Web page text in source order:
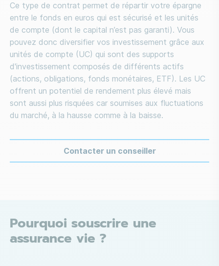
Ce type de contrat permet de répartir votre épargne
entre le fonds en euros qui est sécurisé et les unités
de compte (dont le capital n’est pas garanti). Vous
pouvez donc diversifier vos investissement grâce aux
unités de compte (UC) qui sont des supports
d'investissement composés de différents actifs
(actions, obligations, fonds monétaires, ETF). Les UC
offrent un potentiel de rendement plus élevé mais
sont aussi plus risquées car soumises aux fluctuations
du marché, à la hausse comme à la baisse.
Contacter un conseiller
Pourquoi souscrire une
assurance vie ?